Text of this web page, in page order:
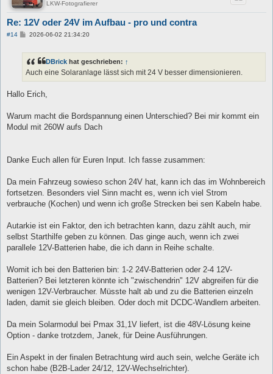
LKW-Fotografierer
Re: 12V oder 24V im Aufbau - pro und contra
#14
B
r
a
2026-06-02 21:34:20
DBrick hat geschrieben: ↑
Auch eine Solaranlage lässt sich mit 24 V besser dimensionieren.
Hallo Erich,
Warum macht die Bordspannung einen Unterschied? Bei mir kommt ein
Modul mit 260W aufs Dach
Danke Euch allen für Euren Input. Ich fasse zusammen:
Da mein Fahrzeug sowieso schon 24V hat, kann ich das im Wohnbereich
fortsetzen. Besonders viel Sinn macht es, wenn ich viel Strom
verbrauche (Kochen) und wenn ich große Strecken bei sen Kabeln habe.
Autarkie ist ein Faktor, den ich betrachten kann, dazu zählt auch, mir
selbst Starthilfe geben zu können. Das ginge auch, wenn ich zwei
parallele 12V-Batterien habe, die ich dann in Reihe schalte.
Womit ich bei den Batterien bin: 1-2 24V-Batterien oder 2-4 12V-
Batterien? Bei letzteren könnte ich "zwischendrin" 12V abgreifen für die
wenigen 12V-Verbraucher. Müsste halt ab und zu die Batterien einzeln
laden, damit sie gleich bleiben. Oder doch mit DCDC-Wandlern arbeiten.
Da mein Solarmodul bei Pmax 31,1V liefert, ist die 48V-Lösung keine
Option - danke trotzdem, Janek, für Deine Ausführungen.
Ein Aspekt in der finalen Betrachtung wird auch sein, welche Geräte ich
schon habe (B2B-Lader 24/12, 12V-Wechselrichter).